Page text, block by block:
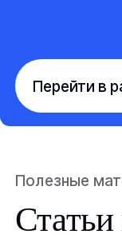
Перейти в
Полезные